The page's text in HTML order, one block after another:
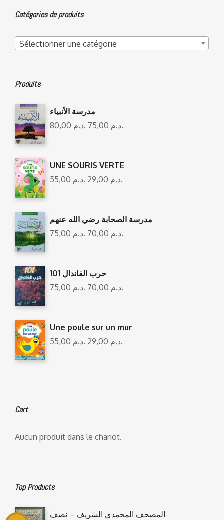
Catégories de produits
Sélectionner une catégorie
Produits
مدرسة الأنبياء
80,00
د.م. 75,00 د.م.
UNE SOURIS VERTE
55,00
د.م. 29,00 د.م.
مدرسة الصحابة رضي الله عنهم
75,00
د.م. 70,00 د.م.
101 حرب الفاندال
75,00
د.م. 70,00 د.م.
Une poule sur un mur
55,00
د.م. 29,00 د.م.
Cart
Aucun produit dans le chariot.
Top Products
المصحف المحمدي الشريف – نصف